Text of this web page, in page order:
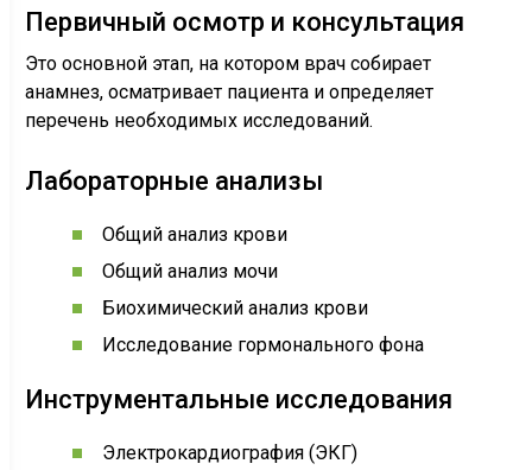
Первичный осмотр и консультация
Это основной этап, на котором врач собирает
анамнез, осматривает пациента и определяет
перечень необходимых исследований.
Лабораторные анализы
Общий анализ крови
Общий анализ мочи
Биохимический анализ крови
Исследование гормонального фона
Инструментальные исследования
Электрокардиография (ЭКГ)